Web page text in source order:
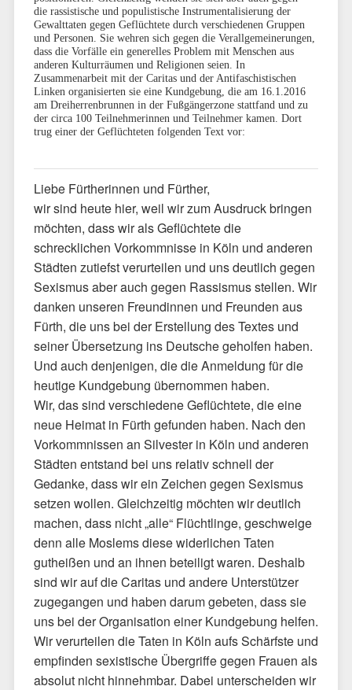
die rassistische und populistische Instrumentalisierung der
Gewalttaten gegen Geflüchtete durch verschiedenen Gruppen
und Personen. Sie wehren sich gegen die Verallgemeinerungen,
dass die Vorfälle ein generelles Problem mit Menschen aus
anderen Kulturräumen und Religionen seien. In
Zusammenarbeit mit der Caritas und der Antifaschistischen
Linken organisierten sie eine Kundgebung, die am 16.1.2016
am Dreiherrenbrunnen in der Fußgängerzone stattfand und zu
der circa 100 Teilnehmerinnen und Teilnehmer kamen. Dort
trug einer der Geflüchteten folgenden Text vor:
Liebe Fürtherinnen und Fürther,
wir sind heute hier, weil wir zum Ausdruck bringen
möchten, dass wir als Geflüchtete die
schrecklichen Vorkommnisse in Köln und anderen
Städten zutiefst verurteilen und uns deutlich gegen
Sexismus aber auch gegen Rassismus stellen. Wir
danken unseren Freundinnen und Freunden aus
Fürth, die uns bei der Erstellung des Textes und
seiner Übersetzung ins Deutsche geholfen haben.
Und auch denjenigen, die die Anmeldung für die
heutige Kundgebung übernommen haben.
Wir, das sind verschiedene Geflüchtete, die eine
neue Heimat in Fürth gefunden haben. Nach den
Vorkommnissen an Silvester in Köln und anderen
Städten entstand bei uns relativ schnell der
Gedanke, dass wir ein Zeichen gegen Sexismus
setzen wollen. Gleichzeitig möchten wir deutlich
machen, dass nicht „alle“ Flüchtlinge, geschweige
denn alle Moslems diese widerlichen Taten
gutheißen und an ihnen beteiligt waren. Deshalb
sind wir auf die Caritas und andere Unterstützer
zugegangen und haben darum gebeten, dass sie
uns bei der Organisation einer Kundgebung helfen.
Wir verurteilen die Taten in Köln aufs Schärfste und
empfinden sexistische Übergriffe gegen Frauen als
absolut nicht hinnehmbar. Dabei unterscheiden wir